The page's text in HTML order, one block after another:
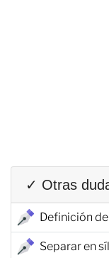
✓ Otras
Definición
Separar en